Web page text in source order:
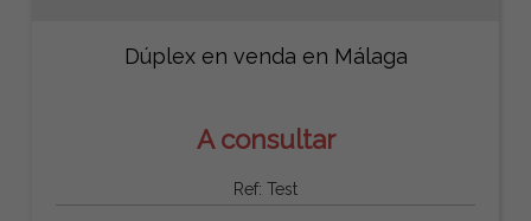
Dúplex en venda en Málaga
A consultar
Ref: Test